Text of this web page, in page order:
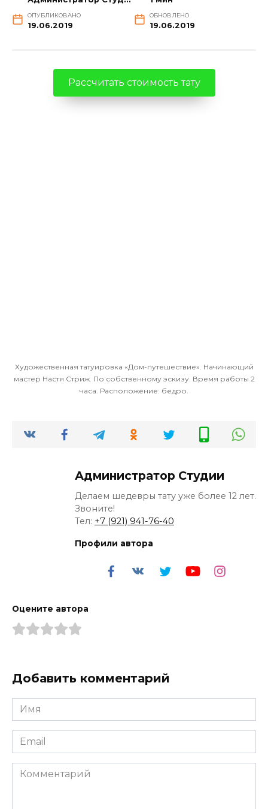
ОПУБЛИКОВАНО
19.06.2019
ОБНОВЛЕНО
19.06.2019
Рассчитать стоимость тату
Художественная татуировка «Дом-путешествие». Начинающий
мастер Настя Стриж. По собственному эскизу. Время работы 2
часа. Расположение: бедро.
Администратор Студии
Делаем шедевры тату уже более 12 лет.
Звоните!
Тел: +7 (921) 941-76-40
Профили автора
Оцените автора
Добавить комментарий
Имя
*
Email
*
Комментарий